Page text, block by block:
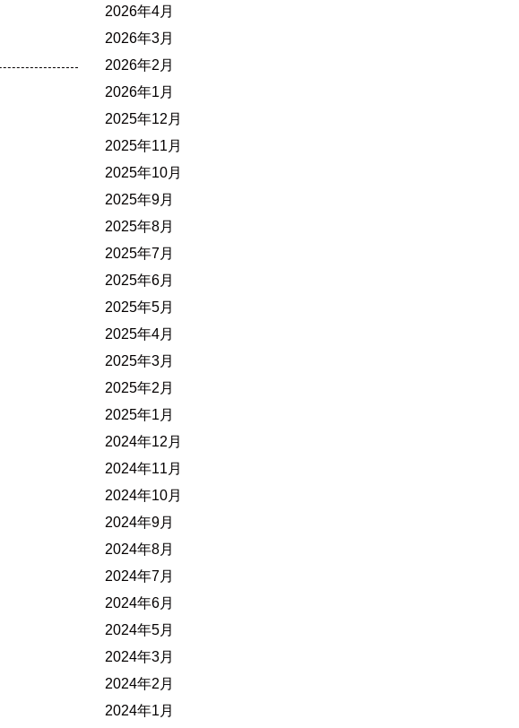
2026年4月
2026年3月
2026年2月
2026年1月
2025年12月
2025年11月
2025年10月
2025年9月
2025年8月
2025年7月
2025年6月
2025年5月
2025年4月
2025年3月
2025年2月
2025年1月
2024年12月
2024年11月
2024年10月
2024年9月
2024年8月
2024年7月
2024年6月
2024年5月
2024年3月
2024年2月
2024年1月